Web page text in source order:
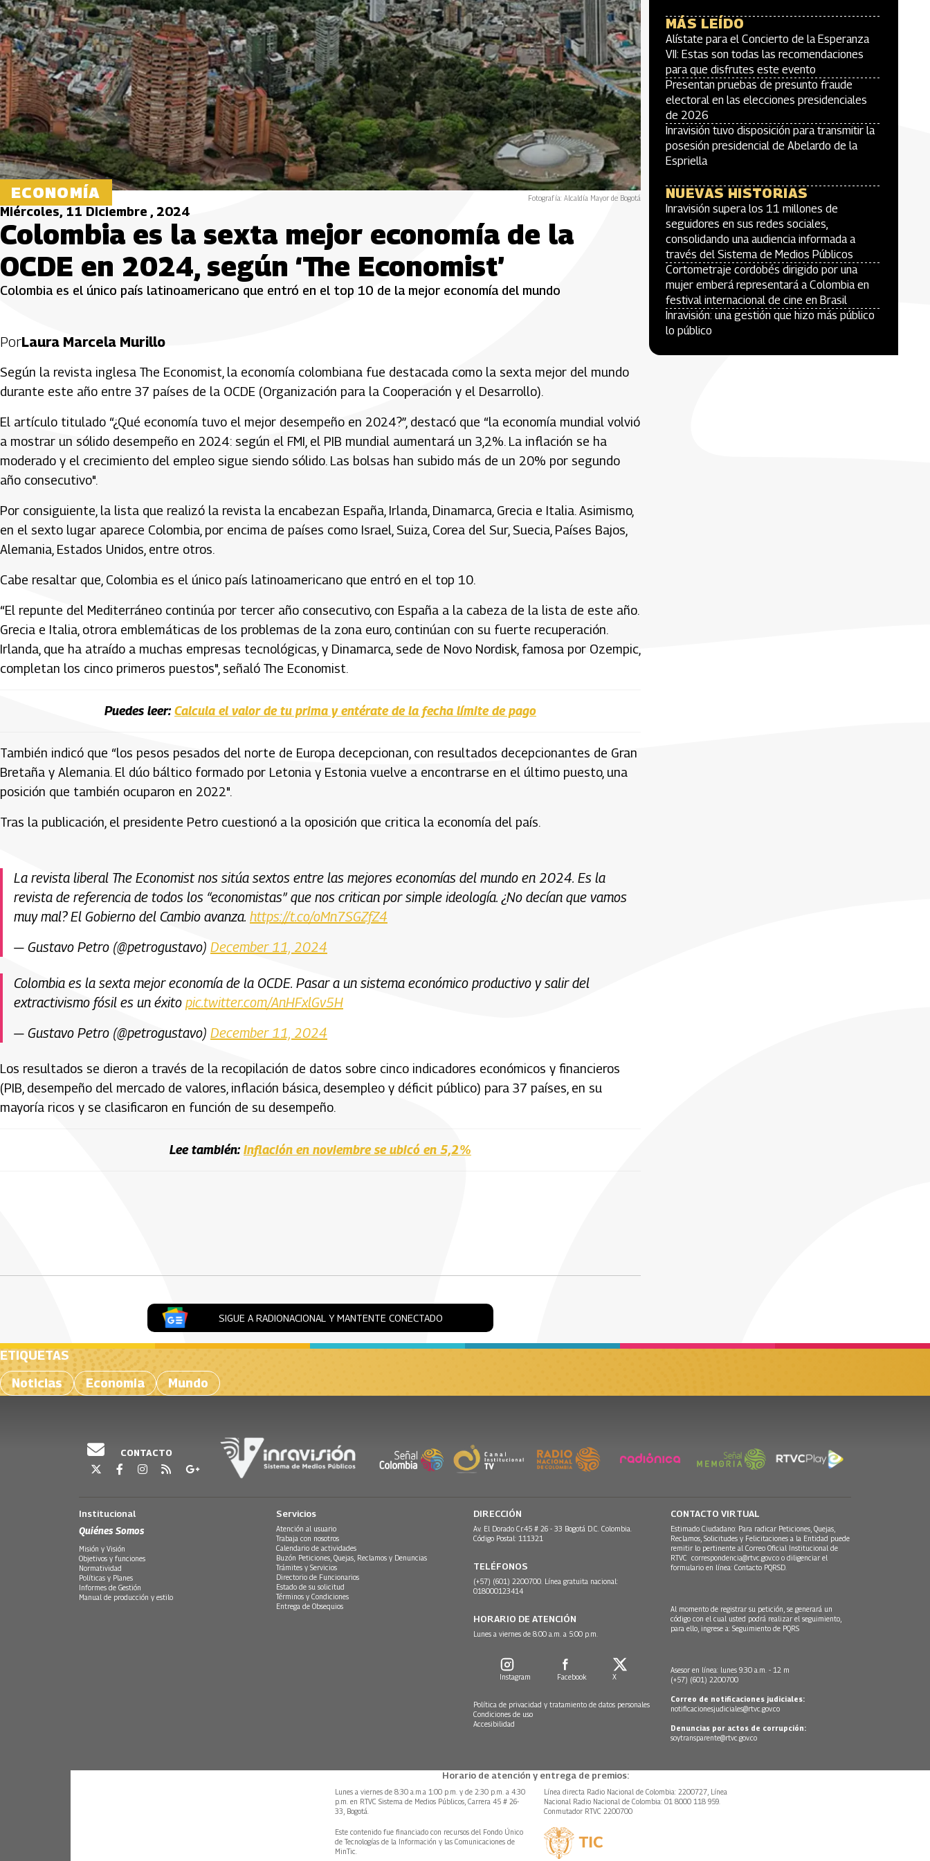
ECONOMÍA Fotografía: Alcaldía Mayor de Bogotá
Miércoles, 11 Diciembre , 2024
Colombia es la sexta mejor economía de la
OCDE en 2024, según ‘The Economist’
Colombia es el único país latinoamericano que entró en el top 10 de la mejor economía del mundo
PorLaura Marcela Murillo
Según la revista inglesa The Economist, la economía colombiana fue destacada como la sexta mejor del mundo
durante este año entre 37 países de la OCDE (Organización para la Cooperación y el Desarrollo).
El artículo titulado “¿Qué economía tuvo el mejor desempeño en 2024?”, destacó que “la economía mundial volvió
a mostrar un sólido desempeño en 2024: según el FMI, el PIB mundial aumentará un 3,2%. La inflación se ha
moderado y el crecimiento del empleo sigue siendo sólido. Las bolsas han subido más de un 20% por segundo
año consecutivo".
Por consiguiente, la lista que realizó la revista la encabezan España, Irlanda, Dinamarca, Grecia e Italia. Asimismo,
en el sexto lugar aparece Colombia, por encima de países como Israel, Suiza, Corea del Sur, Suecia, Países Bajos,
Alemania, Estados Unidos, entre otros.
Cabe resaltar que, Colombia es el único país latinoamericano que entró en el top 10.
“El repunte del Mediterráneo continúa por tercer año consecutivo, con España a la cabeza de la lista de este año.
Grecia e Italia, otrora emblemáticas de los problemas de la zona euro, continúan con su fuerte recuperación.
Irlanda, que ha atraído a muchas empresas tecnológicas, y Dinamarca, sede de Novo Nordisk, famosa por Ozempic,
completan los cinco primeros puestos", señaló The Economist.
Puedes leer: Calcula el valor de tu prima y entérate de la fecha límite de pago
También indicó que “los pesos pesados del norte de Europa decepcionan, con resultados decepcionantes de Gran
Bretaña y Alemania. El dúo báltico formado por Letonia y Estonia vuelve a encontrarse en el último puesto, una
posición que también ocuparon en 2022".
Tras la publicación, el presidente Petro cuestionó a la oposición que critica la economía del país.
La revista liberal The Economist nos sitúa sextos entre las mejores economías del mundo en 2024. Es la
revista de referencia de todos los “economistas” que nos critican por simple ideología. ¿No decían que vamos
muy mal? El Gobierno del Cambio avanza. https://t.co/oMn7SGZfZ4
— Gustavo Petro (@petrogustavo) December 11, 2024
Colombia es la sexta mejor economía de la OCDE. Pasar a un sistema económico productivo y salir del
extractivismo fósil es un éxito pic.twitter.com/AnHFxlGv5H
— Gustavo Petro (@petrogustavo) December 11, 2024
Los resultados se dieron a través de la recopilación de datos sobre cinco indicadores económicos y financieros
(PIB, desempeño del mercado de valores, inflación básica, desempleo y déficit público) para 37 países, en su
mayoría ricos y se clasificaron en función de su desempeño.
Lee también: Inflación en noviembre se ubicó en 5,2%
SIGUE A RADIONACIONAL Y MANTENTE CONECTADO
MÁS LEÍDO
Alístate para el Concierto de la Esperanza
VII: Estas son todas las recomendaciones
para que disfrutes este evento
Presentan pruebas de presunto fraude
electoral en las elecciones presidenciales
de 2026
Inravisión tuvo disposición para transmitir la
posesión presidencial de Abelardo de la
Espriella
NUEVAS HISTORIAS
Inravisión supera los 11 millones de
seguidores en sus redes sociales,
consolidando una audiencia informada a
través del Sistema de Medios Públicos
Cortometraje cordobés dirigido por una
mujer emberá representará a Colombia en
festival internacional de cine en Brasil
Inravisión: una gestión que hizo más público
lo público
ETIQUETAS
Noticias
Economia Mundo
CONTACTO
Institucional
Quiénes Somos
Misión y Visión
Objetivos y funciones
Normatividad
Políticas y Planes
Informes de Gestión
Manual de producción y estilo
Servicios
Atención al usuario
Trabaja con nosotros
Calendario de actividades
Buzón Peticiones, Quejas, Reclamos y Denuncias
Trámites y Servicios
Directorio de Funcionarios
Estado de su solicitud
Términos y Condiciones
Entrega de Obsequios
DIRECCIÓN
Av. El Dorado Cr.45 # 26 - 33 Bogotá D.C. Colombia.
Código Postal: 111321
TELÉFONOS
(+57) (601) 2200700. Línea gratuita nacional:
018000123414
HORARIO DE ATENCIÓN
Lunes a viernes de 8:00 a.m. a 5:00 p.m.
Instagram Facebook X
Política de privacidad y tratamiento de datos personales
Condiciones de uso
Accesibilidad
CONTACTO VIRTUAL
Estimado Ciudadano: Para radicar Peticiones, Quejas,
Reclamos, Solicitudes y Felicitaciones a la Entidad puede
remitir lo pertinente al Correo Oficial Institucional de
RTVC correspondencia@rtvc.gov.co o diligenciar el
formulario en línea: Contacto PQRSD.
Al momento de registrar su petición, se generará un
código con el cual usted podrá realizar el seguimiento,
para ello, ingrese a: Seguimiento de PQRS
Asesor en línea: lunes 9:30 a.m. - 12 m
(+57) (601) 2200700
Correo de notificaciones judiciales:
notificacionesjudiciales@rtvc.gov.co
Denuncias por actos de corrupción:
soytransparente@rtvc.gov.co
Horario de atención y entrega de premios:
Lunes a viernes de 8:30 a.m.a 1:00 p.m. y de 2:30 p.m. a 4:30
p.m. en RTVC Sistema de Medios Públicos, Carrera 45 # 26-
33, Bogotá.
Línea directa Radio Nacional de Colombia: 2200727, Línea
Nacional Radio Nacional de Colombia: 01 8000 118 959.
Conmutador RTVC 2200700
Este contenido fue financiado con recursos del Fondo Único
de Tecnologías de la Información y las Comunicaciones de
MinTic.